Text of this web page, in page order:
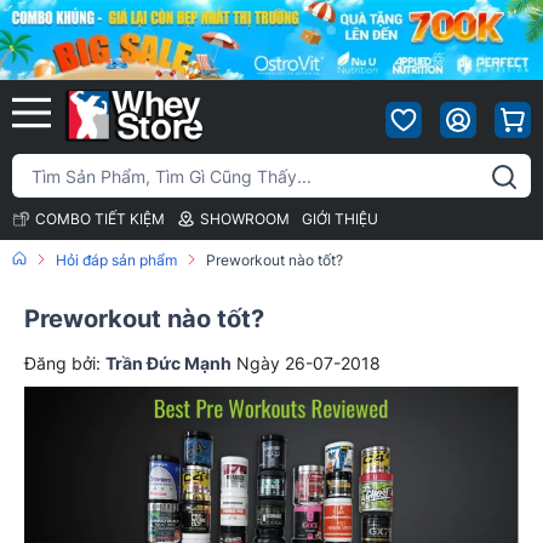
COMBO TIẾT KIỆM SHOWROOM GIỚI THIỆU
Hỏi đáp sản phẩm Preworkout nào tốt?
Preworkout nào tốt?
Đăng bởi: Trần Đức Mạnh Ngày 26-07-2018